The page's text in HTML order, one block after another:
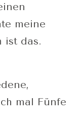
meine
ist das.
mal Fünfe